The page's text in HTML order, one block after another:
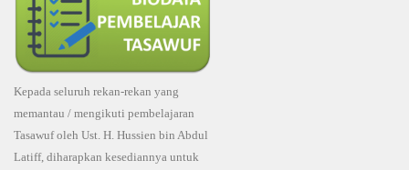
Kepada seluruh rekan-rekan yang
memantau / mengikuti pembelajaran
Tasawuf oleh Ust. H. Hussien bin Abdul
Latiff, diharapkan kesediannya untuk